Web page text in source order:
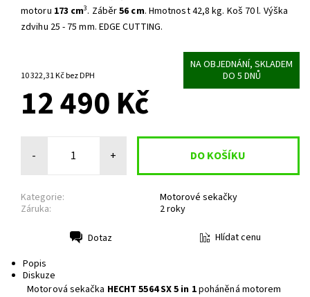
motoru 173 cm3. Záběr56 cm. Hmotnost 42,8 kg. Koš 70 l. Výška
zdvihu 25 - 75 mm. EDGE CUTTING.
10 322,31 Kč bez DPH
NA OBJEDNÁNÍ, SKLADEM
DO 5 DNŮ
12 490 Kč
- +
Kategorie:
Motorové sekačky
Záruka:
2 roky
Dotaz
Hlídat cenu
Popis
Diskuze
Motorová sekačka HECHT 5564 SX 5 in 1poháněná motorem